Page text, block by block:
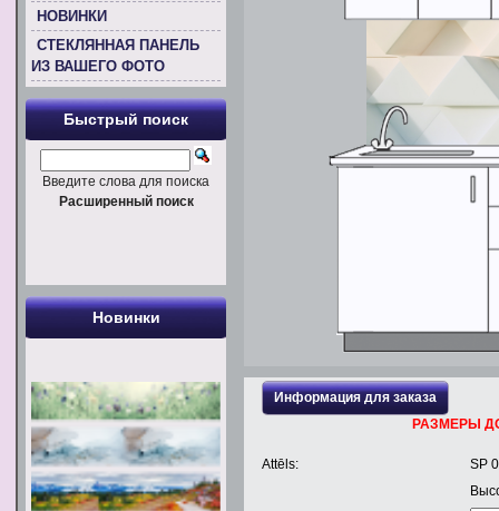
Информация для заказа
РАЗМЕРЫ
Attēls:
SP
НОВИНКИ
СТЕКЛЯННАЯ ПАНЕЛЬ
ИЗ ВАШЕГО ФОТО
Быстрый поиск
Введите слова для поиска
Расширенный поиск
Новинки